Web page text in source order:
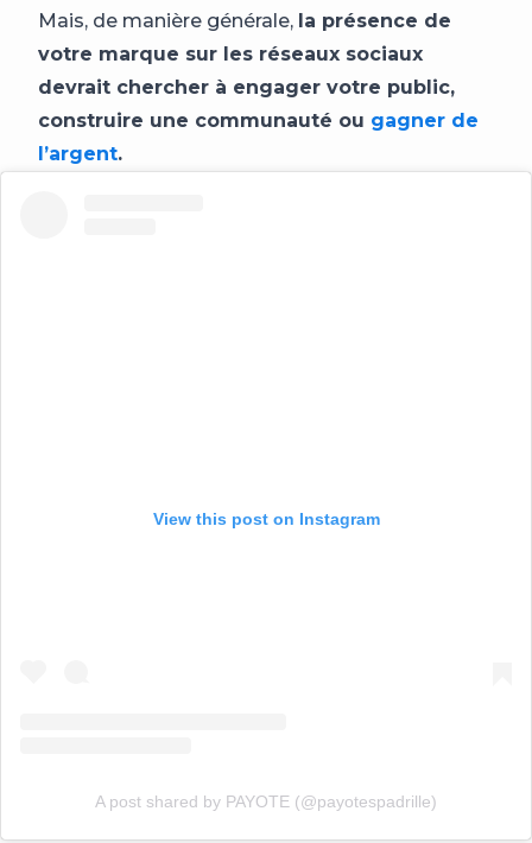
Mais, de manière générale, la présence de
votre marque sur les réseaux sociaux
devrait chercher à engager votre public,
construire une communauté ou gagner de
l’argent.
View this post on Instagram
A post shared by PAYOTE (@payotespadrille)